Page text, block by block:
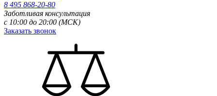
8 495 868-20-80
Заботливая консультация
с 10:00 до 20:00 (МСК)
Заказать звонок